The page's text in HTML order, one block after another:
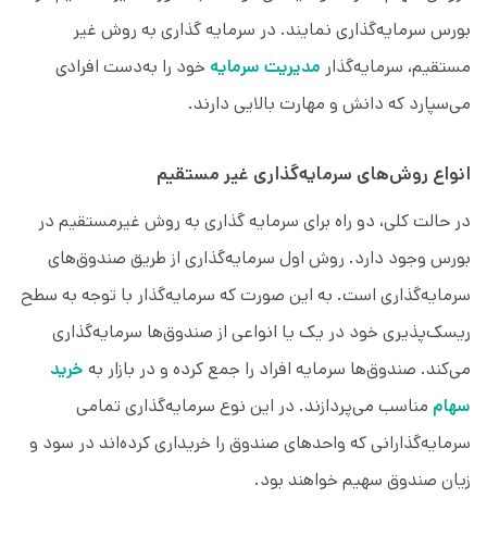
بورس سرمایه‌گذاری نمایند. در سرمایه گذاری به روش غیر
مستقیم، سرمایه‌گذار مدیریت سرمایه خود را به‌دست افرادی
می‌سپارد که دانش و مهارت بالایی دارند.
انواع روش‌های سرمایه‌گذاری غیر مستقیم
در حالت کلی، دو راه برای سرمایه گذاری به روش غیرمستقیم در
بورس وجود دارد. روش اول سرمایه‌گذاری از طریق صندوق‌های
سرمایه‌گذاری است. به این صورت که سرمایه‌گذار با توجه به سطح
ریسک‌پذیری خود در یک یا انواعی از صندوق‌‌ها سرمایه‌گذاری
می‌کند. صندوق‌ها سرمایه‌ افراد را جمع کرده و در بازار به خرید
سهام مناسب می‌پردازند. در این نوع سرمایه‌گذاری تمامی
سرمایه‌گذارانی که واحدهای صندوق را خریداری کرده‌اند در سود و
زیان صندوق سهیم خواهند بود.